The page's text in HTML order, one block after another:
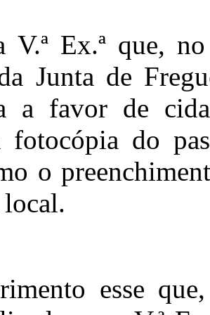
V.ª Ex.ª que,
Junta de
a favor de
fotocópia do
o
esse